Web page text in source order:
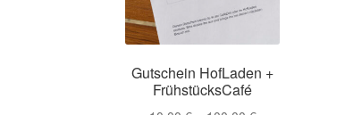
Gutschein HofLaden +
FrühstücksCafé